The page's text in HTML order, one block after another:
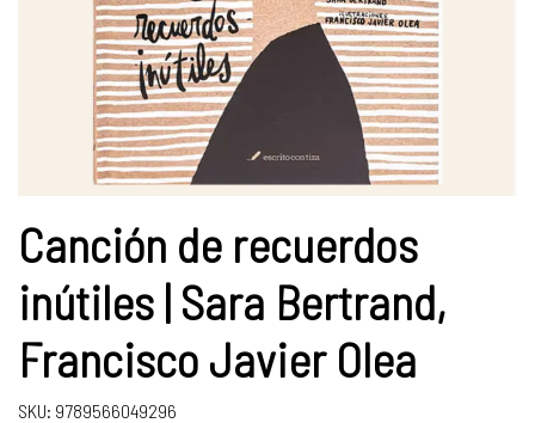
Canción de recuerdos
inútiles | Sara Bertrand,
Francisco Javier Olea
SKU: 9789566049296